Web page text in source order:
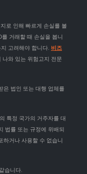
로 인해 빠르게 손실를 볼
거래할 때 손실을 봅니
고려해야 합니다. 비즈
와 있는 위험고지 전문
은 법인 또는 대행 업체를
특정 국가의 거주자를 대
법률 또는 규정에 위배되
하거나 사용할 수 없습니
습니다.